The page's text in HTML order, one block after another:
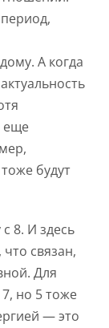
А когда
еще
будут
8. И здесь
связан,
Для
но 5 тоже
— это